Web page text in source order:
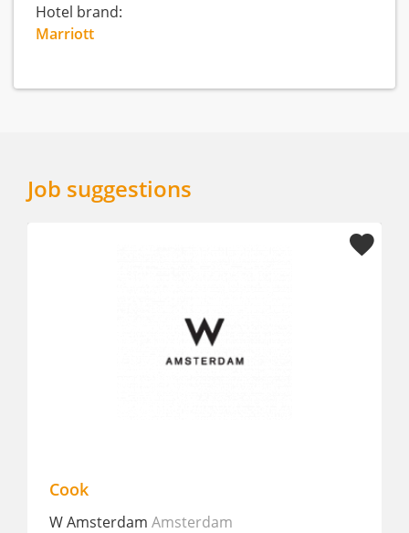
Hotel brand:
Marriott
Job suggestions
W AmsterdamAmsterdam